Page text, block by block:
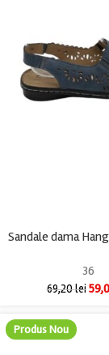
36
69,20lei
Produs Nou